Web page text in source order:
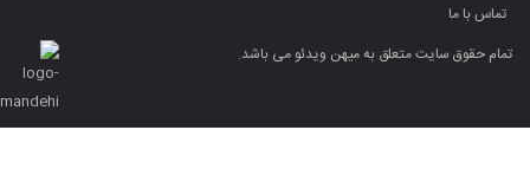
تماس با ما
تمام حقوق سایت متعلق به میهن ویدئو می باشد.